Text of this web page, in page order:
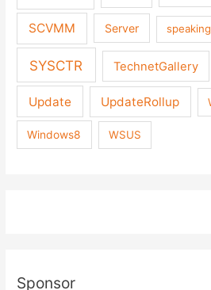
SCVMM Server speaking
SYSCTR TechnetGallery
Update UpdateRollup
Windows8 WSUS
Sponsor